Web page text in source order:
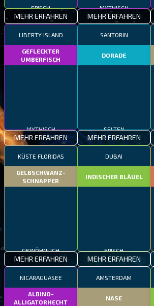
MEHR ERFAHREN MEHR ERFAHREN
LIBERTY ISLAND
GEFLECKTER
UMBERFISCH
MEHR ERFAHREN
SANTORIN
DORADE
SELTEN
MEHR ERFAHREN
KÜSTE FLORIDAS
GELBSCHWANZ-
SCHNAPPER
GEWÖHNLICH
MEHR ERFAHREN
DUBAI
INDISCHER BLÄUEL
EPISCH
MEHR ERFAHREN
NICARAGUASEE
ALBINO-
ALLIGATORHECHT
AMSTERDAM
NASE